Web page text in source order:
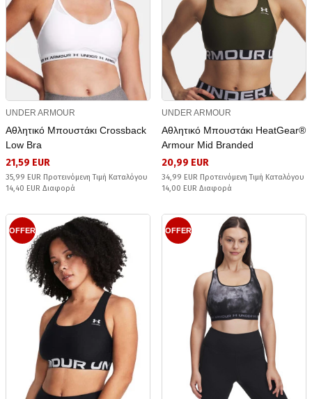
UNDER ARMOUR
Αθλητικό Μπουστάκι Crossback
Low Bra
21,59 EUR
35,99 EUR Προτεινόμενη Τιμή Καταλόγου
14,40 EUR Διαφορά
UNDER ARMOUR
Αθλητικό Μπουστάκι HeatGear®
Armour Mid Branded
20,99 EUR
34,99 EUR Προτεινόμενη Τιμή Καταλόγου
14,00 EUR Διαφορά
OFFER OFFER